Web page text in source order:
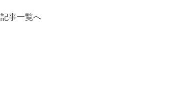
記事一覧へ